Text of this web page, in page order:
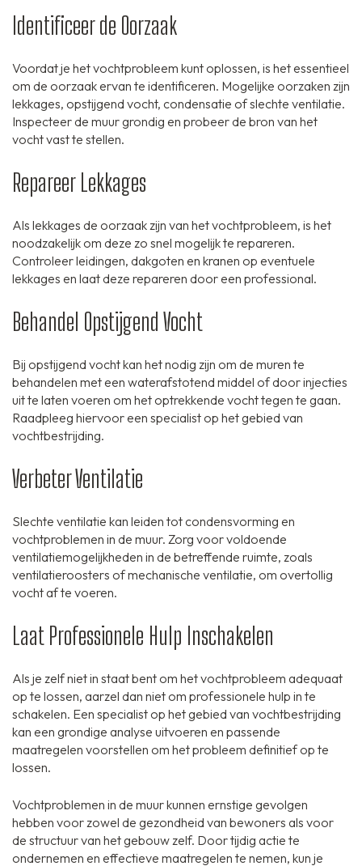
Identificeer de Oorzaak
Voordat je het vochtprobleem kunt oplossen, is het essentieel
om de oorzaak ervan te identificeren. Mogelijke oorzaken zijn
lekkages, opstijgend vocht, condensatie of slechte ventilatie.
Inspecteer de muur grondig en probeer de bron van het
vocht vast te stellen.
Repareer Lekkages
Als lekkages de oorzaak zijn van het vochtprobleem, is het
noodzakelijk om deze zo snel mogelijk te repareren.
Controleer leidingen, dakgoten en kranen op eventuele
lekkages en laat deze repareren door een professional.
Behandel Opstijgend Vocht
Bij opstijgend vocht kan het nodig zijn om de muren te
behandelen met een waterafstotend middel of door injecties
uit te laten voeren om het optrekkende vocht tegen te gaan.
Raadpleeg hiervoor een specialist op het gebied van
vochtbestrijding.
Verbeter Ventilatie
Slechte ventilatie kan leiden tot condensvorming en
vochtproblemen in de muur. Zorg voor voldoende
ventilatiemogelijkheden in de betreffende ruimte, zoals
ventilatieroosters of mechanische ventilatie, om overtollig
vocht af te voeren.
Laat Professionele Hulp Inschakelen
Als je zelf niet in staat bent om het vochtprobleem adequaat
op te lossen, aarzel dan niet om professionele hulp in te
schakelen. Een specialist op het gebied van vochtbestrijding
kan een grondige analyse uitvoeren en passende
maatregelen voorstellen om het probleem definitief op te
lossen.
Vochtproblemen in de muur kunnen ernstige gevolgen
hebben voor zowel de gezondheid van bewoners als voor
de structuur van het gebouw zelf. Door tijdig actie te
ondernemen en effectieve maatregelen te nemen, kun je